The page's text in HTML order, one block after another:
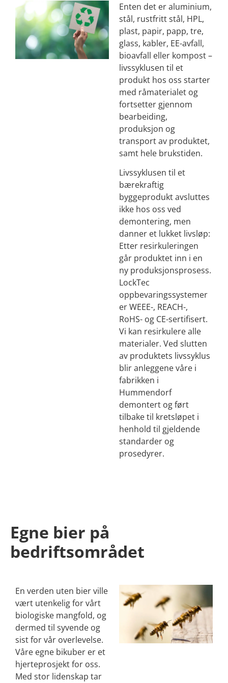
Enten det er aluminium,
stål, rustfritt stål, HPL,
plast, papir, papp, tre,
glass, kabler, EE-avfall,
bioavfall eller kompost –
livssyklusen til et
produkt hos oss starter
med råmaterialet og
fortsetter gjennom
bearbeiding,
produksjon og
transport av produktet,
samt hele brukstiden.
Livssyklusen til et
bærekraftig
byggeprodukt avsluttes
ikke hos oss ved
demontering, men
danner et lukket livsløp:
Etter resirkuleringen
går produktet inn i en
ny produksjonsprosess.
LockTec
oppbevaringssystemer
er WEEE-, REACH-,
RoHS- og CE-sertifisert.
Vi kan resirkulere alle
materialer. Ved slutten
av produktets livssyklus
blir anleggene våre i
fabrikken i
Hummendorf
demontert og ført
tilbake til kretsløpet i
henhold til gjeldende
standarder og
prosedyrer.
Egne bier på
bedriftsområdet
En verden uten bier ville
vært utenkelig for vårt
biologiske mangfold, og
dermed til syvende og
sist for vår overlevelse.
Våre egne bikuber er et
hjerteprosjekt for oss.
Med stor lidenskap tar